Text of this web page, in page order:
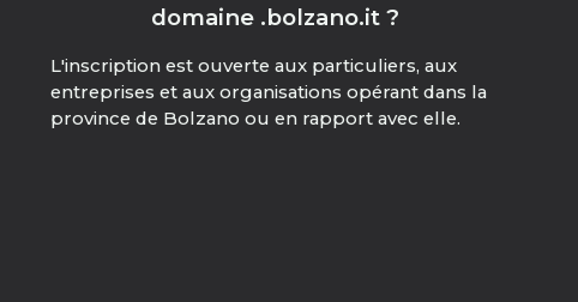
domaine .bolzano.it ?
L'inscription est ouverte aux particuliers, aux
entreprises et aux organisations opérant dans la
province de Bolzano ou en rapport avec elle.